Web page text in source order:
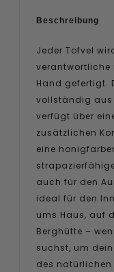
Beschreibung
Jeder Tofvel
verantwortliche
Hand gefertigt.
vollständig aus
verfügt über
zusätzlichen
eine
auch für den
ideal für den
ums Haus, auf
Berghütte –
suchst, um
des